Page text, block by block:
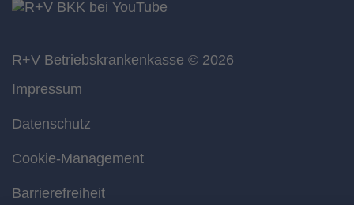
R+V Betriebskrankenkasse © 2026
Impressum
Datenschutz
Cookie-Management
Barrierefreiheit